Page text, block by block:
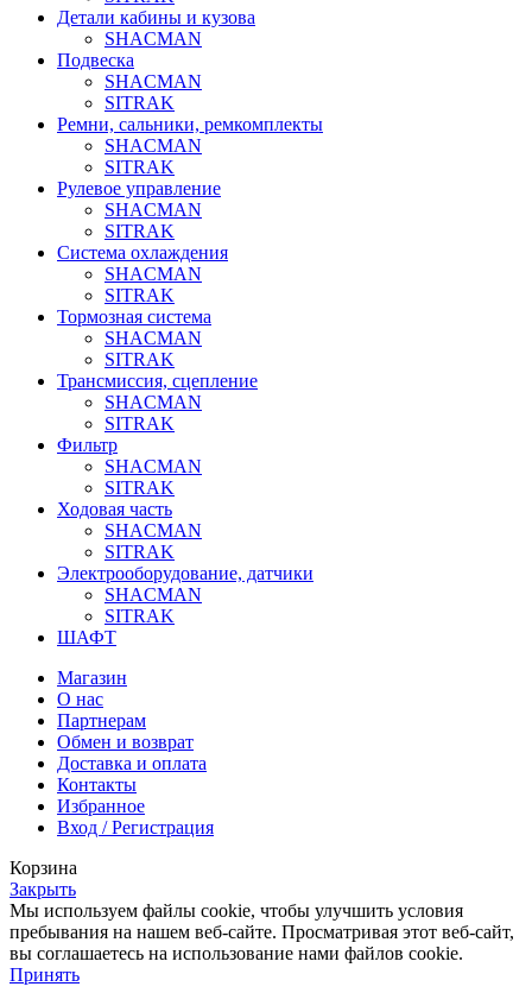
Детали кабины и кузова
SHACMAN
Подвеска
SHACMAN
SITRAK
Ремни, сальники, ремкомплекты
SHACMAN
SITRAK
Рулевое управление
SHACMAN
SITRAK
Система охлаждения
SHACMAN
SITRAK
Тормозная система
SHACMAN
SITRAK
Трансмиссия, сцепление
SHACMAN
SITRAK
Фильтр
SHACMAN
SITRAK
Ходовая часть
SHACMAN
SITRAK
Электрооборудование, датчики
SHACMAN
SITRAK
ШАФТ
Магазин
О нас
Партнерам
Обмен и возврат
Доставка и оплата
Контакты
Избранное
Вход / Регистрация
Корзина
Закрыть
Мы используем файлы cookie, чтобы улучшить условия
пребывания на нашем веб-сайте. Просматривая этот веб-сайт,
вы соглашаетесь на использование нами файлов cookie.
Принять